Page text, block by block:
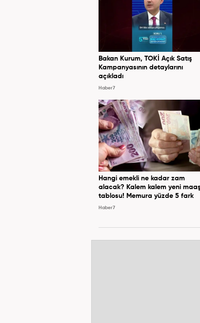
Bakan Kurum, TOKİ Açık Satış
Kampanyasının detaylarını
açıkladı
Haber7
Hangi emekli ne kadar zam
alacak? Kalem kalem yeni maaş
tablosu! Memura yüzde 5 fark
Haber7